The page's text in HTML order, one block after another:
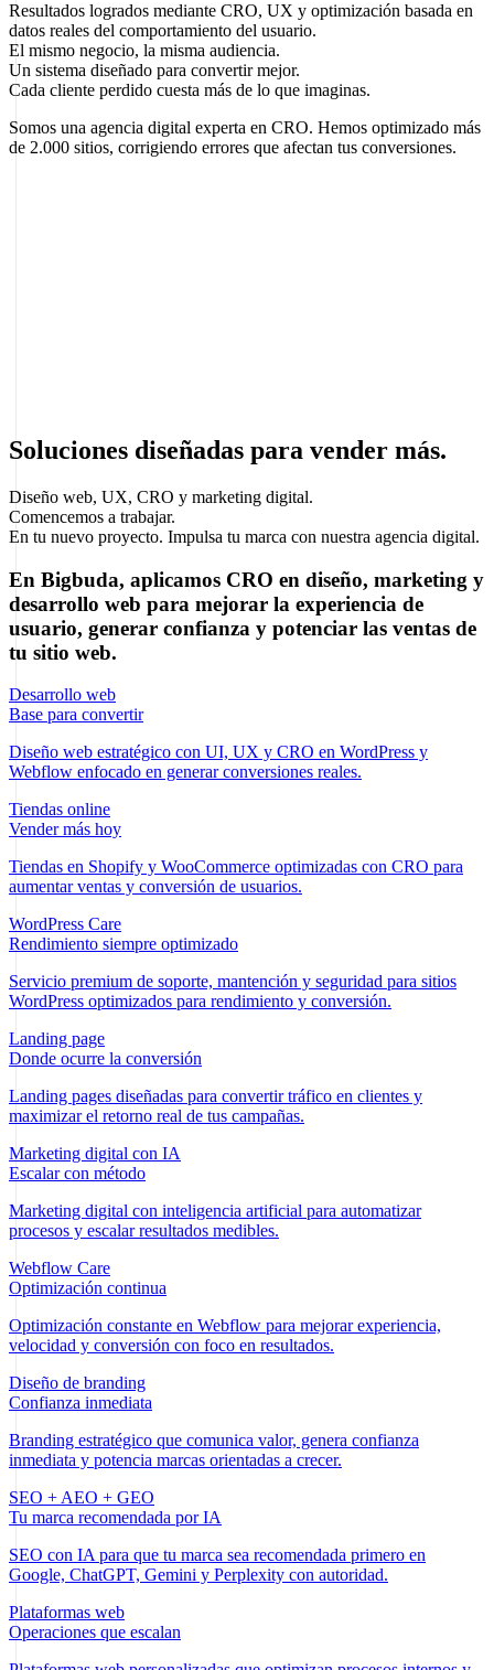
Resultados logrados mediante CRO, UX y optimización basada en
datos reales del comportamiento del usuario.
El mismo negocio, la misma audiencia.
Un sistema diseñado para convertir mejor.
Cada cliente perdido cuesta más de lo que imaginas.
Somos una agencia digital experta en CRO. Hemos optimizado más
de 2.000 sitios, corrigiendo errores que afectan tus conversiones.
Soluciones diseñadas para vender más.
Diseño web, UX, CRO y marketing digital.
Comencemos a trabajar.
En tu nuevo proyecto. Impulsa tu marca con nuestra agencia digital.
En Bigbuda, aplicamos CRO en diseño, marketing y
desarrollo web para mejorar la experiencia de
usuario, generar confianza y potenciar las ventas de
tu sitio web.
Desarrollo web
Base para convertir
Diseño web estratégico con UI, UX y CRO en WordPress y
Webflow enfocado en generar conversiones reales.
Tiendas online
Vender más hoy
Tiendas en Shopify y WooCommerce optimizadas con CRO para
aumentar ventas y conversión de usuarios.
WordPress Care
Rendimiento siempre optimizado
Servicio premium de soporte, mantención y seguridad para sitios
WordPress optimizados para rendimiento y conversión.
Landing page
Donde ocurre la conversión
Landing pages diseñadas para convertir tráfico en clientes y
maximizar el retorno real de tus campañas.
Marketing digital con IA
Escalar con método
Marketing digital con inteligencia artificial para automatizar
procesos y escalar resultados medibles.
Webflow Care
Optimización continua
Optimización constante en Webflow para mejorar experiencia,
velocidad y conversión con foco en resultados.
Diseño de branding
Confianza inmediata
Branding estratégico que comunica valor, genera confianza
inmediata y potencia marcas orientadas a crecer.
SEO + AEO + GEO
Tu marca recomendada por IA
SEO con IA para que tu marca sea recomendada primero en
Google, ChatGPT, Gemini y Perplexity con autoridad.
Plataformas web
Operaciones que escalan